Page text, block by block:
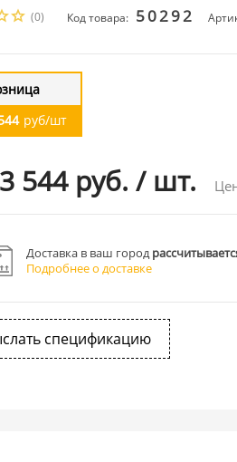
(0) Код товара: 50292
руб/шт
544 руб. / шт.
Доставка в ваш город
Подробнее о доставке
спецификацию